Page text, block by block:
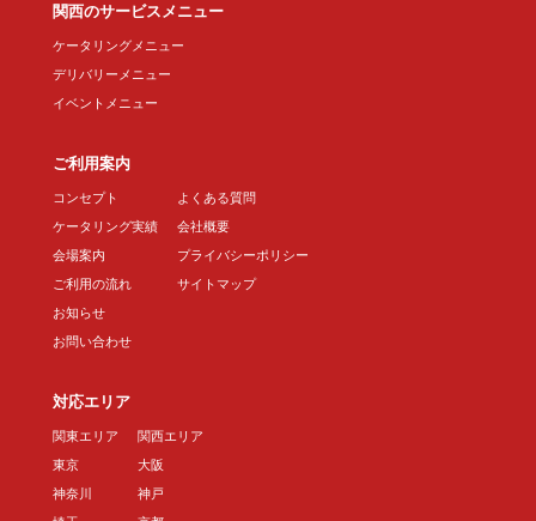
関西のサービスメニュー
ケータリングメニュー
デリバリーメニュー
イベントメニュー
ご利用案内
コンセプト
ケータリング実績
会場案内
ご利用の流れ
お知らせ
お問い合わせ
よくある質問
会社概要
プライバシーポリシー
サイトマップ
対応エリア
関東エリア
東京
神奈川
関西エリア
大阪
神戸